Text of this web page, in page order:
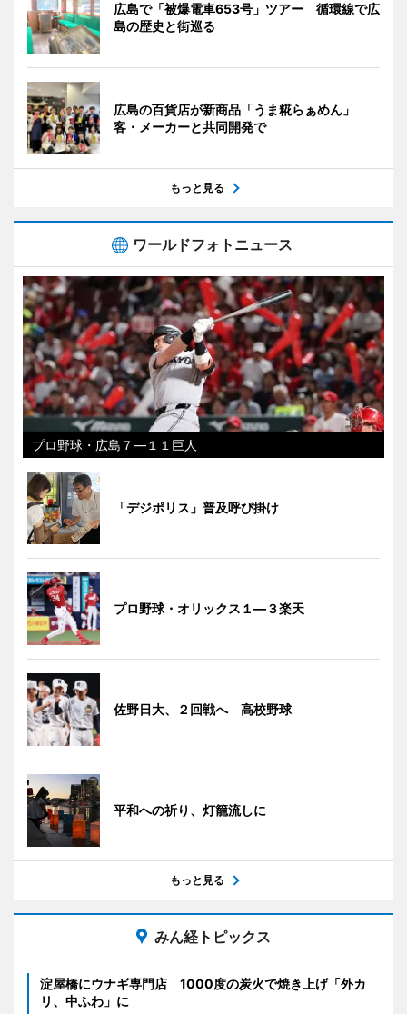
広島で「被爆電車653号」ツアー 循環線で広
島の歴史と街巡る
広島の百貨店が新商品「うま糀らぁめん」
客・メーカーと共同開発で
もっと見る
ワールドフォトニュース
プロ野球・広島７―１１巨人
「デジポリス」普及呼び掛け
プロ野球・オリックス１―３楽天
佐野日大、２回戦へ 高校野球
平和への祈り、灯籠流しに
もっと見る
みん経トピックス
淀屋橋にウナギ専門店 1000度の炭火で焼き上げ「外カ
リ、中ふわ」に